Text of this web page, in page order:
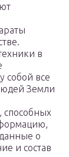
в
собой все
Земли
способных
о
и состав